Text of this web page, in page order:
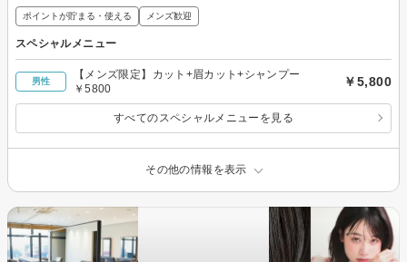
ポイントが貯まる・使える メンズ歓迎
スペシャルメニュー
男性
【メンズ限定】カット+眉カット+シャンプー
￥5800
￥5,800
すべてのスペシャルメニューを見る
その他の情報を表示